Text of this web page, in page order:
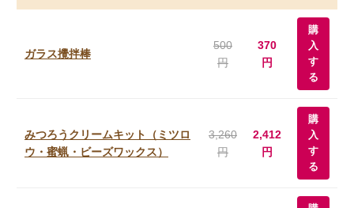
ガラス攪拌棒
500
円
370
円
購
入
す
る
みつろうクリームキット（ミツロ
ウ・蜜蝋・ビーズワックス）
3,260
円
2,412
円
購
入
す
る